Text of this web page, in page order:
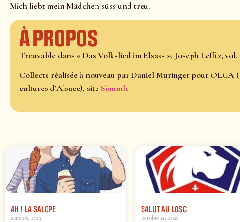
Mich liebt mein Mädchen süss und treu.
À propos
Trouvable dans « Das Volkslied im Elsass », Joseph Lefftz, vol.
Collecte réalisée à nouveau par Daniel Muringer pour OLCA
cultures d’Alsace), site Sàmmle
AH ! LA SALOPE
août 28, 2023
SALUT AU LOSC
octobre 12, 2025